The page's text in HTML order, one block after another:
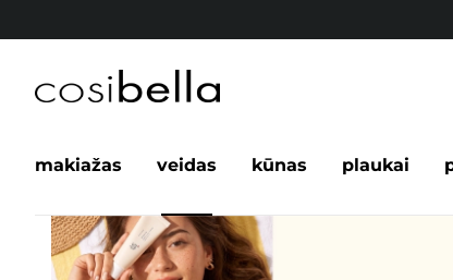
makiažas veidas kūnas plaukai